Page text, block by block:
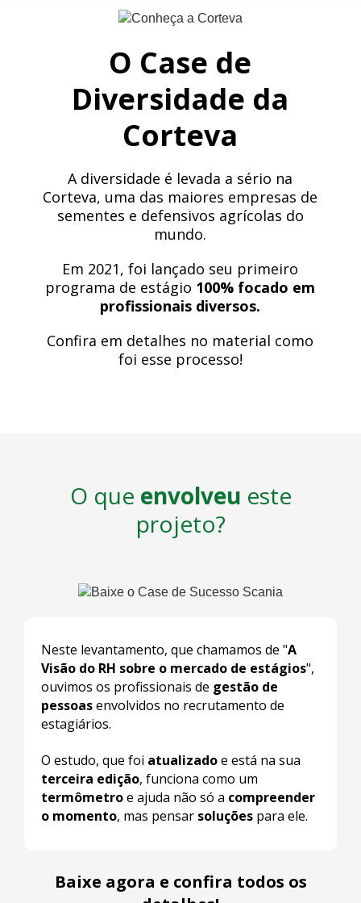
O Case de
Diversidade da
Corteva
A diversidade é levada a sério na
Corteva, uma das maiores empresas de
sementes e defensivos agrícolas do
mundo.
Em 2021, foi lançado seu primeiro
programa de estágio 100% focado em
profissionais diversos.
Confira em detalhes no material como
foi esse processo!
O que envolveu este
projeto?
Neste levantamento, que chamamos de "A
Visão do RH sobre o mercado de estágios",
ouvimos os profissionais de gestão de
pessoasenvolvidos no recrutamento de
estagiários.
O estudo, que foi atualizadoe está na sua
terceira edição, funciona como um
termômetroe ajuda não só a compreender
o momento, mas pensar soluções para ele.
Baixe agora e confira todos os